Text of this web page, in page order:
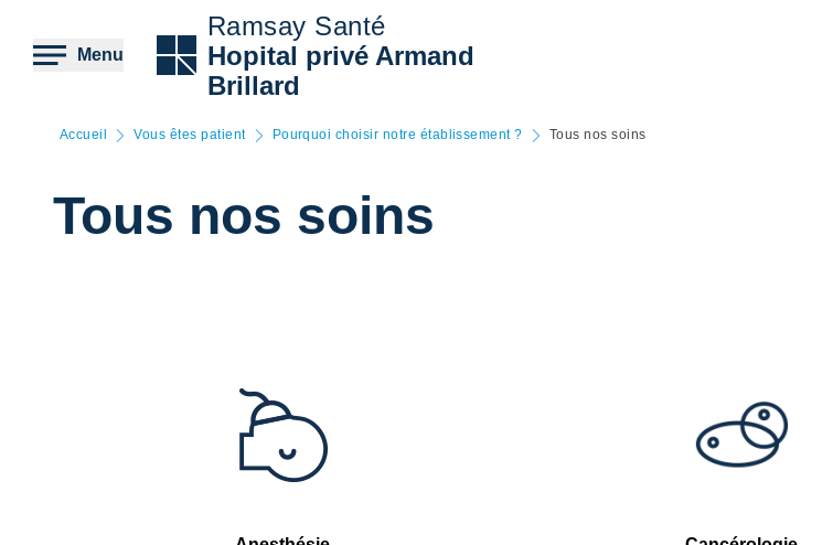
contenu
principal
Menu
Ramsay Santé
Hopital privé Armand
Brillard
Accueil Vous êtes patient Pourquoi choisir notre établissement ? Tous nos soins
Tous nos soins